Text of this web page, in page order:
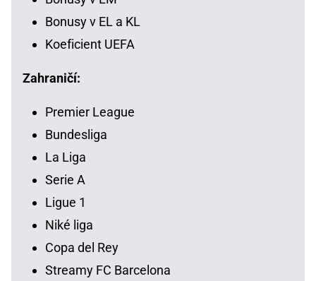
Bonusy v EL a KL
Koeficient UEFA
Zahraničí:
Premier League
Bundesliga
La Liga
Serie A
Ligue 1
Niké liga
Copa del Rey
Streamy FC Barcelona